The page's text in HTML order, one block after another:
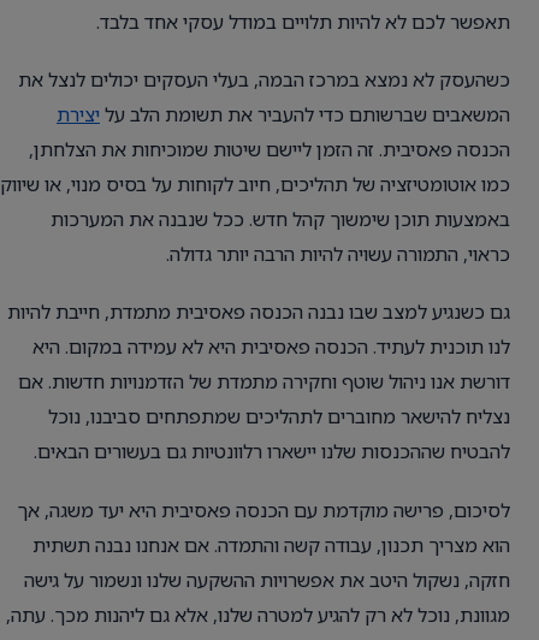
תאפשר לכם לא להיות תלויים במודל עסקי אחד בלבד.
כשהעסק לא נמצא במרכז הבמה, בעלי העסקים יכולים לנצל את
המשאבים שברשותם כדי להעביר את תשומת הלב על יצירת
הכנסה פאסיבית. זה הזמן ליישם שיטות שמוכיחות את הצלחתן,
כמו אוטומטיזציה של תהליכים, חיוב לקוחות על בסיס מנוי, או שיווק
באמצעות תוכן שימשוך קהל חדש. ככל שנבנה את המערכות
כראוי, התמורה עשויה להיות הרבה יותר גדולה.
גם כשנגיע למצב שבו נבנה הכנסה פאסיבית מתמדת, חייבת להיות
לנו תוכנית לעתיד. הכנסה פאסיבית היא לא עמידה במקום. היא
דורשת אנו ניהול שוטף וחקירה מתמדת של הזדמנויות חדשות. אם
נצליח להישאר מחוברים לתהליכים שמתפתחים סביבנו, נוכל
להבטיח שההכנסות שלנו יישארו רלוונטיות גם בעשורים הבאים.
לסיכום, פרישה מוקדמת עם הכנסה פאסיבית היא יעד משגה, אך
הוא מצריך תכנון, עבודה קשה והתמדה. אם אנחנו נבנה תשתית
חזקה, נשקול היטב את אפשרויות ההשקעה שלנו ונשמור על גישה
מגוונת, נוכל לא רק להגיע למטרה שלנו, אלא גם ליהנות מכך. עתה,